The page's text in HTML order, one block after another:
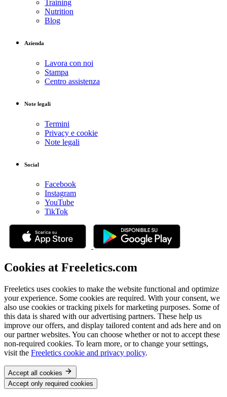
Training
Nutrition
Blog
Azienda
Lavora con noi
Stampa
Centro assistenza
Note legali
Termini
Privacy e cookie
Note legali
Social
Facebook
Instagram
YouTube
TikTok
Cookies at Freeletics.com
Freeletics uses cookies to make the website functional and optimize
your experience. Some cookies are required. With your consent, we
also use cookies or tracking pixels for marketing purposes. Some of
this data is shared with our advertising partners. These help us
improve our offers, and display tailored content and ads here and on
our partner websites. You can choose whether or not to accept these
non-required cookies. To learn more, or to change your settings,
visit the Freeletics cookie and privacy policy.
Accept all cookies
Accept only required cookies